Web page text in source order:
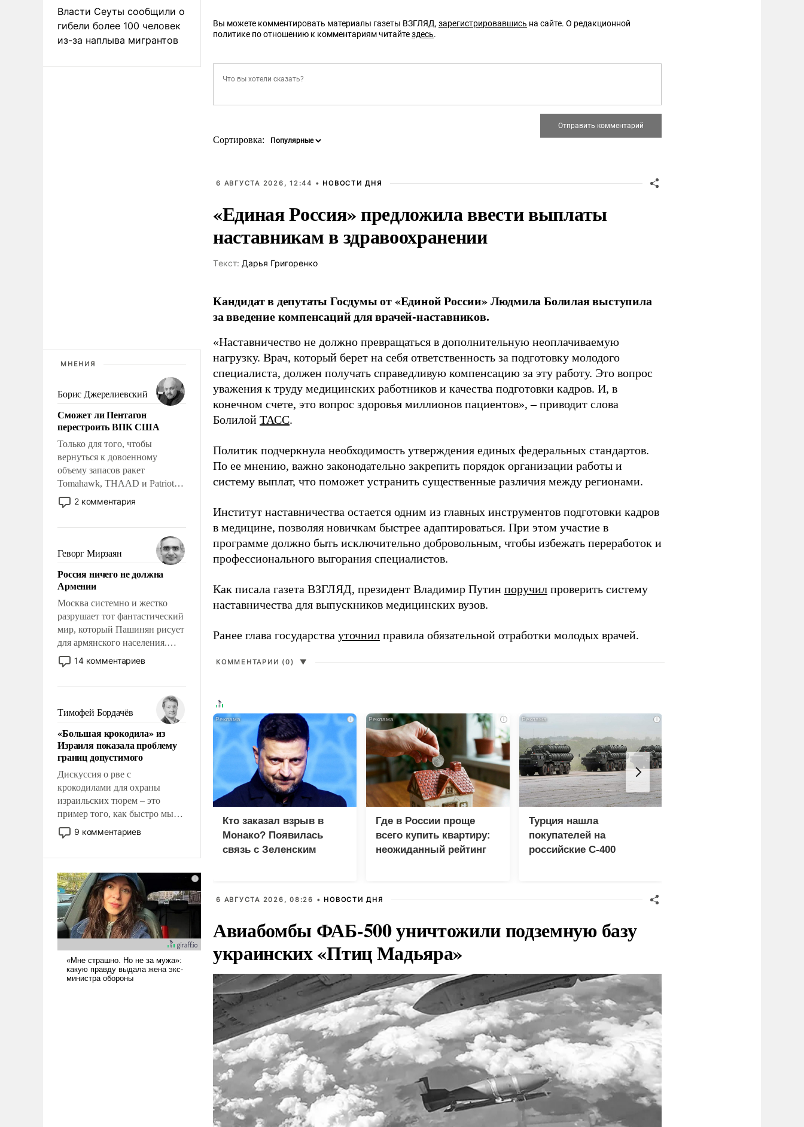
Власти Сеуты сообщили о
гибели более 100 человек
из-за наплыва мигрантов
МНЕНИЯ
Борис Джерелиевский
Сможет ли Пентагон
перестроить ВПК США
Только для того, чтобы
вернуться к довоенному
объему запасов ракет
Tomahawk, THAAD и Patriot
США потребуется более трех
лет. Даже небольшая война с
Сложившаяся ситуация
означает многолетний период
уязвимости США, например,
перед Китаем.
2 комментария
Геворг Мирзаян
Россия ничего не должна
Армении
Москва системно и жестко
разрушает тот фантастический
мир, который Пашинян рисует
для армянского населения.
Мир, где политические
прожекты будут безусловно
налогоплательщиков и где
Еревану за свои поступки не
нужно отвечать.
14 комментариев
Тимофей Бордачёв
«Большая крокодила» из
Израиля показала проблему
границ допустимого
Дискуссия о рве с
крокодилами для охраны
израильских тюрем – это
пример того, как быстро мы
двигаемся по пути
революционных изменений.
псевдонаучной фантастики,
стало всерьез обсуждаемой
идеей.
9 комментариев
Вы можете комментировать материалы газеты ВЗГЛЯД, зарегистрировавшись на сайте. О редакционной
политике по отношению к комментариям читайтездесь.
Сортировка:
6 АВГУСТА 2026, 12:44 • НОВОСТИ ДНЯ
«Единая Россия» предложила ввести выплаты
наставникам в здравоохранении
Tекст: Дарья Григоренко
Кандидат в депутаты Госдумы от «Единой России» Людмила Болилая выступила
за введение компенсаций для врачей-наставников.
«Наставничество не должно превращаться в дополнительную неоплачиваемую
нагрузку. Врач, который берет на себя ответственность за подготовку молодого
специалиста, должен получать справедливую компенсацию за эту работу. Это вопрос
уважения к труду медицинских работников и качества подготовки кадров. И, в
конечном счете, это вопрос здоровья миллионов пациентов», – приводит слова
Болилой ТАСС.
Политик подчеркнула необходимость утверждения единых федеральных стандартов.
По ее мнению, важно законодательно закрепить порядок организации работы и
систему выплат, что поможет устранить существенные различия между регионами.
Институт наставничества остается одним из главных инструментов подготовки кадров
в медицине, позволяя новичкам быстрее адаптироваться. При этом участие в
программе должно быть исключительно добровольным, чтобы избежать переработок и
профессионального выгорания специалистов.
Как писала газета ВЗГЛЯД, президент Владимир Путин поручил проверить систему
наставничества для выпускников медицинских вузов.
Ранее глава государства уточнил правила обязательной отработки молодых врачей.
КОММЕНТАРИИ (0) ▼
i
Кто заказал взрыв в
Монако? Появилась
связь с Зеленским
i
Где в России проще
всего купить квартиру:
неожиданный рейтинг
i
Турция нашла
покупателей на
российские C-400
6 АВГУСТА 2026, 08:26 • НОВОСТИ ДНЯ
Авиабомбы ФАБ-500 уничтожили подземную базу
украинских «Птиц Мадьяра»